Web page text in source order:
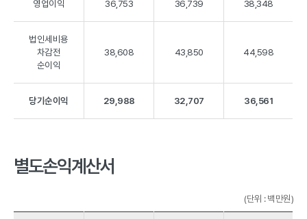
영업이익 36,753 36,739 38,348
법인세비용
차감전
순이익
38,608 43,850 44,598
당기순이익 29,988 32,707 36,561
별도손익계산서
(단위 : 백만원)